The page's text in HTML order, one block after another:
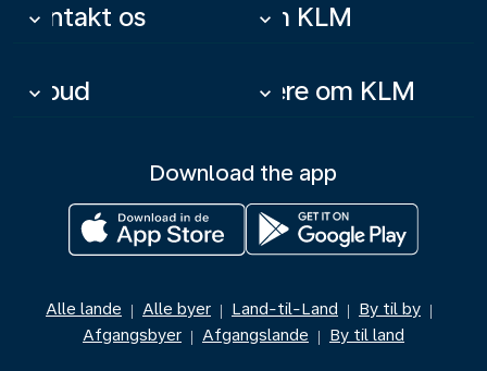
Kontakt os
keyboard_arrow_down Om KLM
keyboard_arrow_down
Tilbud
keyboard_arrow_down Mere om KLM
keyboard_arrow_down
Download the app
Alle lande | Alle byer | Land-til-Land | By til by |
Afgangsbyer | Afgangslande | By til land